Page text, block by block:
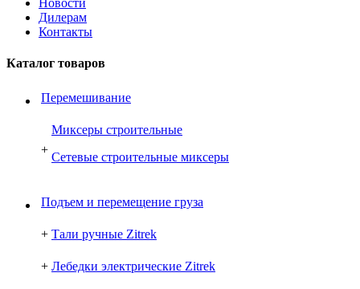
Новости
Дилерам
Контакты
Каталог товаров
Перемешивание
+
Миксеры строительные
Сетевые строительные миксеры
Подъем и перемещение груза
+ Тали ручные Zitrek
+ Лебедки электрические Zitrek